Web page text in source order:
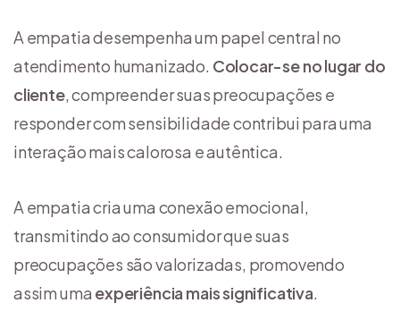
A empatia desempenha um papel central no
atendimento humanizado. Colocar-se no lugar do
cliente, compreender suas preocupações e
responder com sensibilidade contribui para uma
interação mais calorosa e autêntica.
A empatia cria uma conexão emocional,
transmitindo ao consumidor que suas
preocupações são valorizadas, promovendo
assim uma experiência mais significativa.